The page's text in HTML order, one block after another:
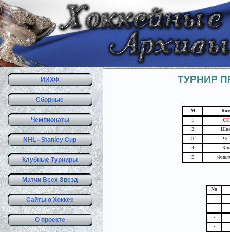
ИИХФ
Сборные
Чемпионаты
NHL - Stanley Cup
Клубные Турниры
Матчи Всех Звезд
Сайты о Хоккее
О проекте
ТУРНИР
М
1
2
3
4
5
No
-
-
-
-